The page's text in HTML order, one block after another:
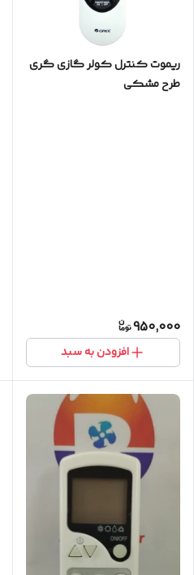
ریموت کنترل کولر گازی گری
طرح‌ مشکی
950,000
افزودن به سبد